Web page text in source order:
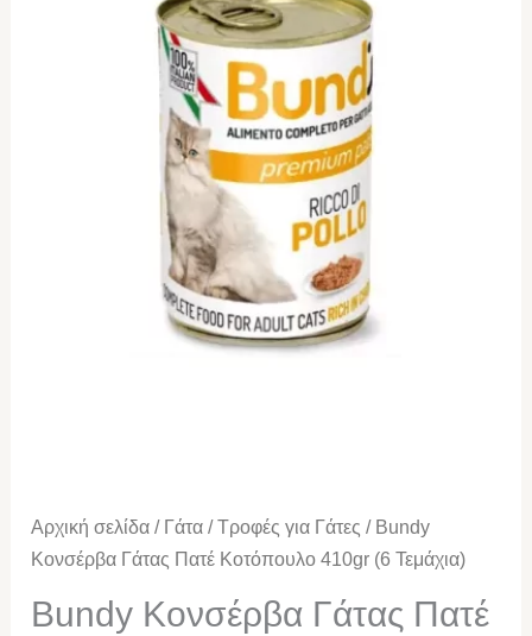
Αρχική σελίδα / Γάτα /Τροφές για Γάτες / Bundy
Κονσέρβα Γάτας Πατέ Κοτόπουλο 410gr (6 Τεμάχια)
Bundy Κονσέρβα Γάτας Πατέ